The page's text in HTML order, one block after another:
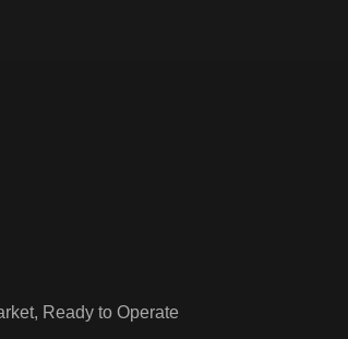
Ready to Operate